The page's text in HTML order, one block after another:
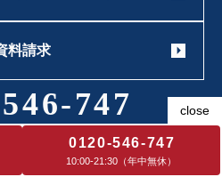
0120-546-747
10:00‐21:30（年中無休）
料請求
747
21:30（年中無休）